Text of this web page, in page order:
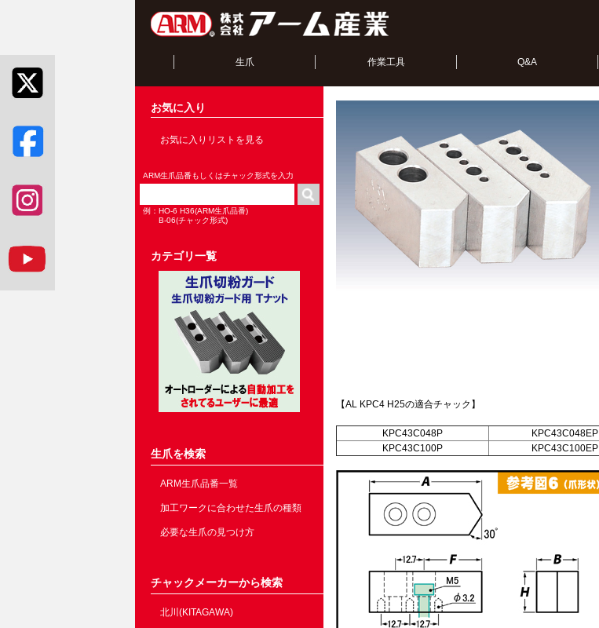
生爪 作業工具 Q&A
【AL KPC4 H25の適合チャック】
KPC43C048P KPC43C048EP
KPC43C100P
KPC43C100EP
お気に入り
お気に入りリストを見る
ARM生爪品番もしくはチャック形式を入力
例：HO-6 H36(ARM生爪品番)
B-06(チャック形式)
カテゴリ一覧
生爪を検索
ARM生爪品番一覧
加工ワークに合わせた生爪の種類
必要な生爪の見つけ方
チャックメーカーから検索
北川(KITAGAWA)